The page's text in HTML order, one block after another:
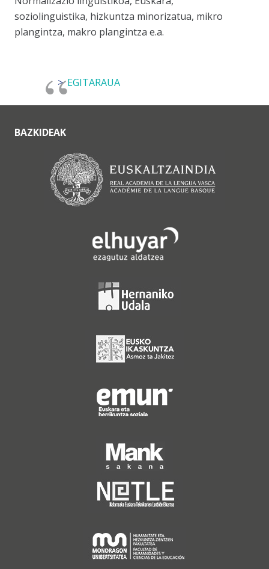
soziolinguistika, hizkuntza minorizatua, mikro
plangintza, makro plangintza e.a.
EGITARAUA
BAZKIDEAK